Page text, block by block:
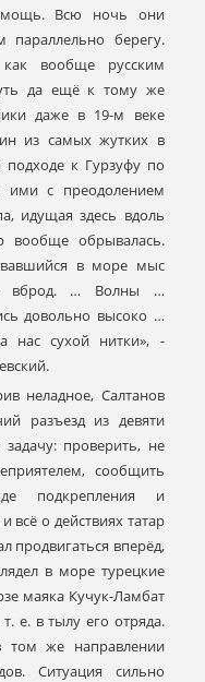
Всю ночь они
берегу.
как вообще русским
да ещё к тому же
даже в 19-м веке
из самых жутких в
к Гурзуфу по
ими с преодолением
идущая здесь вдоль
вообще обрывалась.
в море мыс
вброд. … Волны …
довольно высоко …
нас сухой нитки», -
неладное, Салтанов
разъезд из девяти
проверить, не
сообщить
подкрепления и
всё о действиях татар
продвигаться вперёд,
в море турецкие
маяка Кучук-Ламбат
е. в тылу его отряда.
том же направлении
Ситуация сильно